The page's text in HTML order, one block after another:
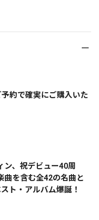
約で確実にご購入いた
ン、祝デビュー40周
を含む全42の名曲と
スト・アルバム爆誕！